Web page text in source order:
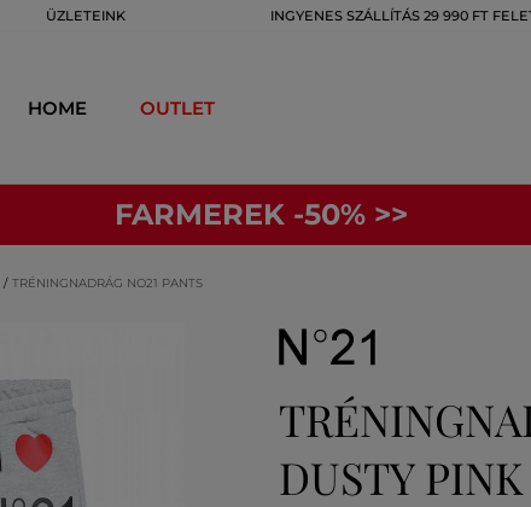
ÜZLETEINK INGYENES SZÁLLÍTÁS 29 990 FT
HOME OUTLET
FARMEREK -50% >>
TRÉNINGNADRÁG NO21 PANTS
DUSTY PINK